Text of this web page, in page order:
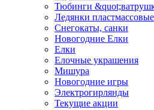
Тюбинги
Ледянки
Снегокаты, санки
Новогодние Елки
Елки
Елочные украшения
Мишура
Новогодние игры
Электрогирлянды
Текущие акции